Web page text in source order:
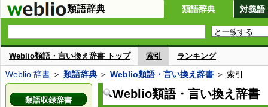
類語辞典 類語辞典 対義語
Weblio類語・言い換え辞書 トップ 索引 ランキング
Weblio 辞書 ＞ 類語辞典 ＞ Weblio類語・言い換え辞書 ＞ 索引
Weblio類語・言い換え辞書
類語収録辞書